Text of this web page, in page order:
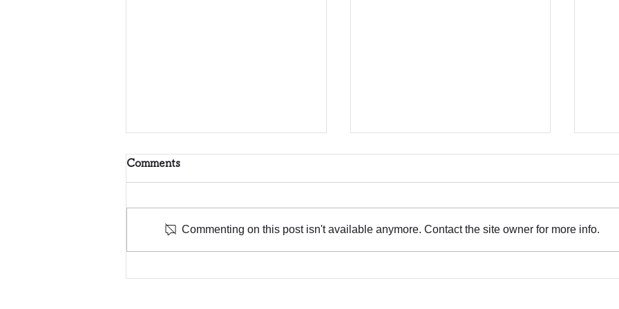
「好き」から探す、これからの
Comments
Commenting on this post isn't available anymore. Contact the site owner for more info.